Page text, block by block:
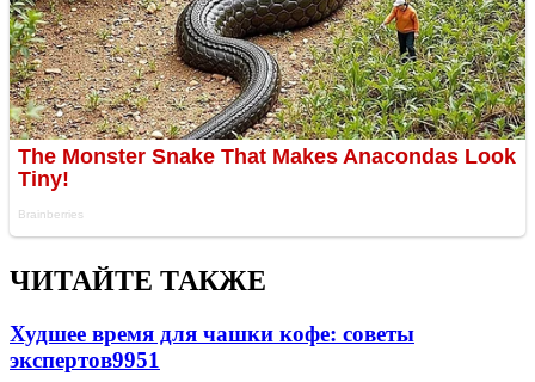
ЧИТАЙТЕ ТАКЖЕ
Худшее время для чашки кофе: советы
экспертов9951